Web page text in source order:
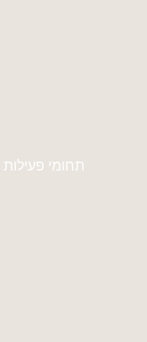
תחומי פעילות